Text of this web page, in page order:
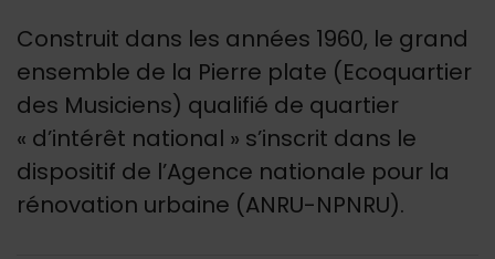
Construit dans les années 1960, le grand
ensemble de la Pierre plate (Ecoquartier
des Musiciens) qualifié de quartier
« d’intérêt national » s’inscrit dans le
dispositif de l’Agence nationale pour la
rénovation urbaine (ANRU-NPNRU).